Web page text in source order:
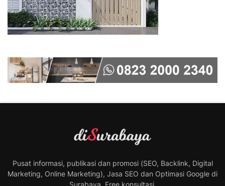
Pusat informasi, publikasi dan promosi (SEO, Backlink, Digital
Marketing, Online Marketing), Jasa SEO dan Optimasi Google di